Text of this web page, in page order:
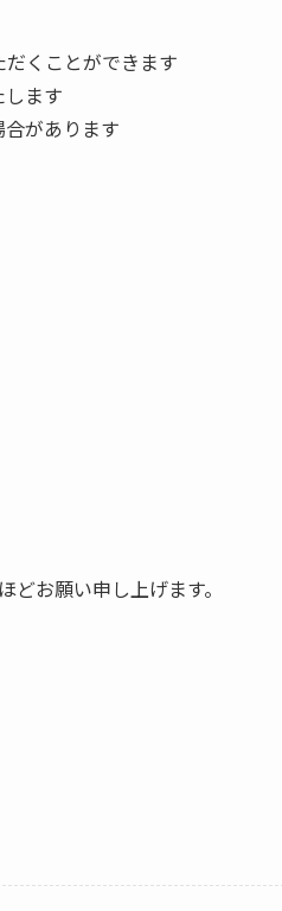
くことができます
ます
があります
お願い申し上げます。